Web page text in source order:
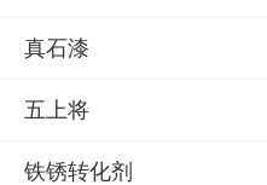
真石漆
五上将
铁锈转化剂